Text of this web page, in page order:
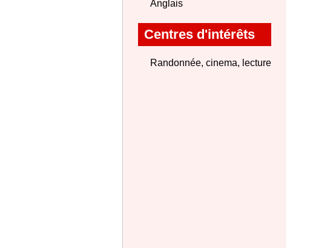
Anglais
Centres d'intérêts
Randonnée, cinema, lecture